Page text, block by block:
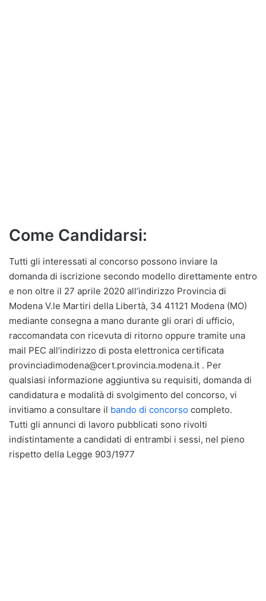
Come Candidarsi:
Tutti gli interessati al concorso possono inviare la
domanda di iscrizione secondo modello direttamente entro
e non oltre il 27 aprile 2020 all’indirizzo Provincia di
Modena V.le Martiri della Libertà, 34 41121 Modena (MO)
mediante consegna a mano durante gli orari di ufficio,
raccomandata con ricevuta di ritorno oppure tramite una
mail PEC all’indirizzo di posta elettronica certificata
provinciadimodena@cert.provincia.modena.it . Per
qualsiasi informazione aggiuntiva su requisiti, domanda di
candidatura e modalità di svolgimento del concorso, vi
invitiamo a consultare il bando di concorso completo.
Tutti gli annunci di lavoro pubblicati sono rivolti
indistintamente a candidati di entrambi i sessi, nel pieno
rispetto della Legge 903/1977